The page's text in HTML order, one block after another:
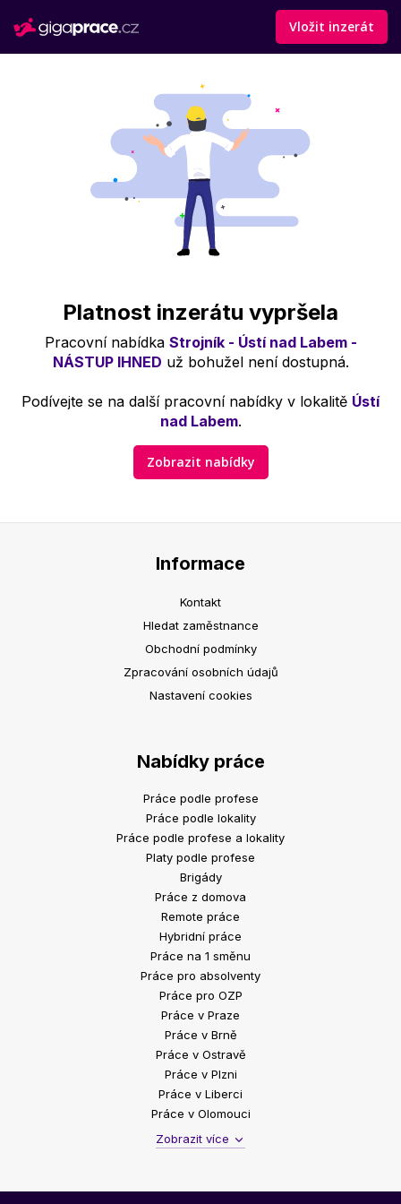
Vložit inzerát
Platnost inzerátu vypršela
Pracovní nabídka Strojník - Ústí nad Labem -
NÁSTUP IHNED už bohužel není dostupná.
Podívejte se na další pracovní nabídky v lokalitě Ústí
nad Labem.
Zobrazit nabídky
Informace
Kontakt
Hledat zaměstnance
Obchodní podmínky
Zpracování osobních údajů
Nastavení cookies
Nabídky práce
Práce podle profese
Práce podle lokality
Práce podle profese a lokality
Platy podle profese
Brigády
Práce z domova
Remote práce
Hybridní práce
Práce na 1 směnu
Práce pro absolventy
Práce pro OZP
Práce v Praze
Práce v Brně
Práce v Ostravě
Práce v Plzni
Práce v Liberci
Práce v Olomouci
Zobrazit více